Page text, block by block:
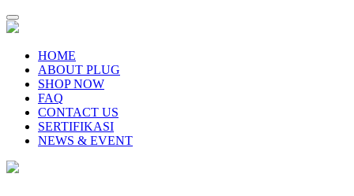
HOME
ABOUT PLUG
SHOP NOW
FAQ
CONTACT US
SERTIFIKASI
NEWS & EVENT